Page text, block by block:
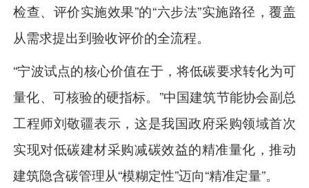
检查、评价实施效果”的“六步法”实施路径，覆盖
从需求提出到验收评价的全流程。
“宁波试点的核心价值在于，将低碳要求转化为可
量化、可核验的硬指标。”中国建筑节能协会副总
工程师刘敬疆表示，这是我国政府采购领域首次
实现对低碳建材采购减碳效益的精准量化，推动
建筑隐含碳管理从“模糊定性”迈向“精准定量”。